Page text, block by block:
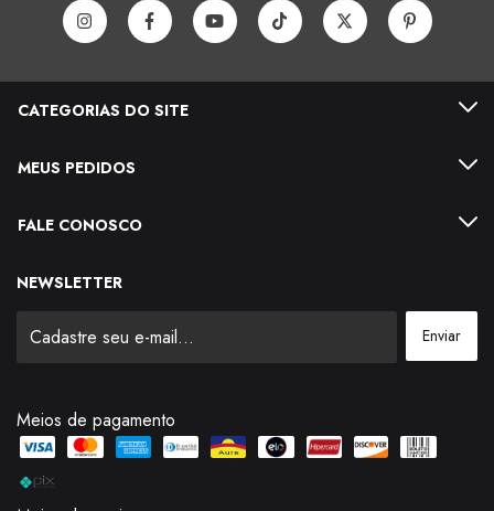
CATEGORIAS DO SITE
MEUS PEDIDOS
FALE CONOSCO
NEWSLETTER
Meios de pagamento